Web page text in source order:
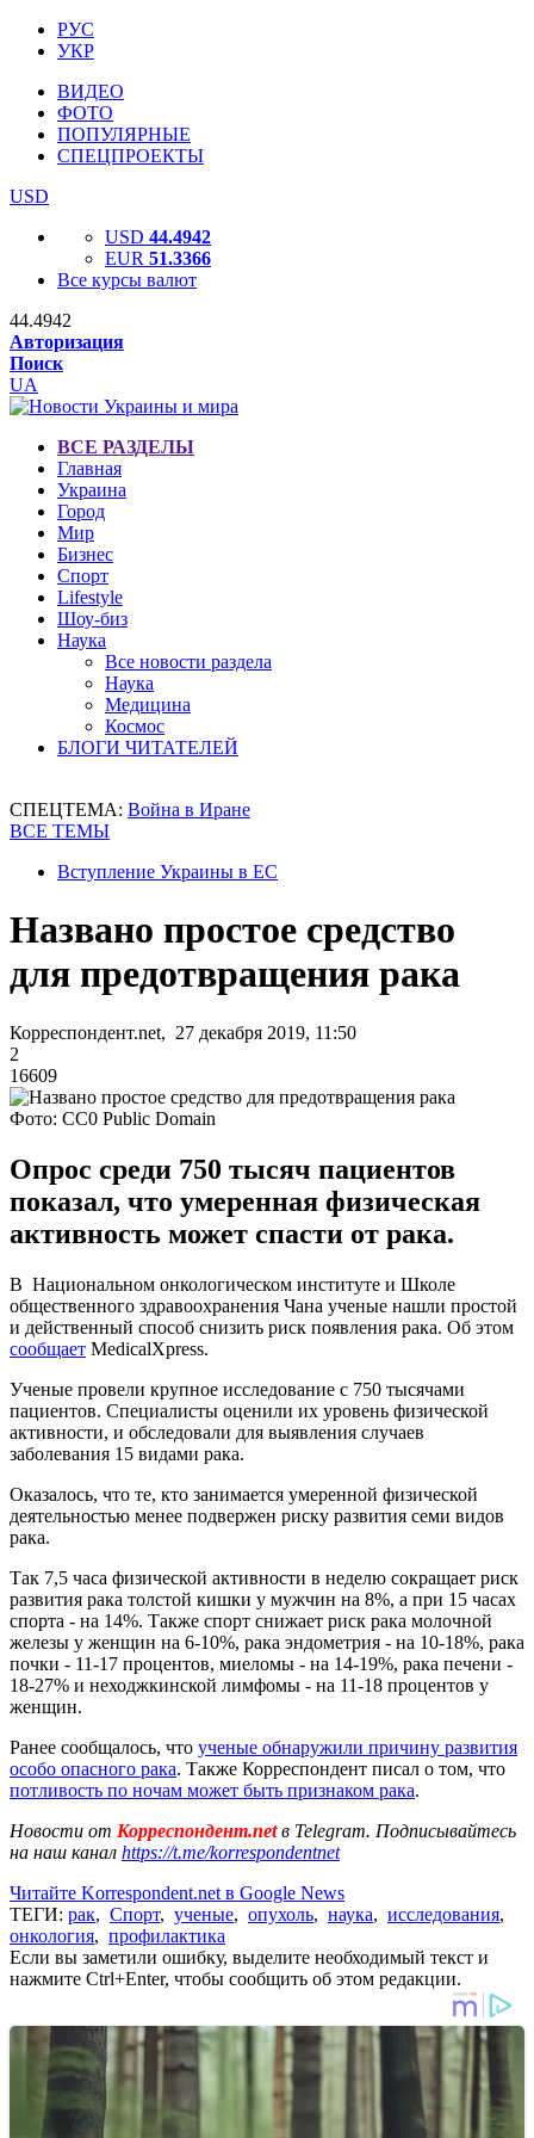
РУС
УКР
ВИДЕО
ФОТО
ПОПУЛЯРНЫЕ
СПЕЦПРОЕКТЫ
USD
USD 44.4942
EUR 51.3366
Все курсы валют
44.4942
Авторизация
Поиск
UA
ВСЕ РАЗДЕЛЫ
Главная
Украина
Город
Мир
Бизнес
Спорт
Lifestyle
Шоу-биз
Наука
Все новости раздела
Наука
Медицина
Космос
БЛОГИ ЧИТАТЕЛЕЙ
СПЕЦТЕМА: Война в Иране
ВСЕ ТЕМЫ
Вступление Украины в ЕС
Названо простое средство
для предотвращения рака
Корреспондент.net, 27 декабря 2019, 11:50
2
16609
Фото: CC0 Public Domain
Опрос среди 750 тысяч пациентов
показал, что умеренная физическая
активность может спасти от рака.
В Национальном онкологическом институте и Школе
общественного здравоохранения Чана ученые нашли простой
и действенный способ снизить риск появления рака. Об этом
сообщает MedicalXpress.
Ученые провели крупное исследование с 750 тысячами
пациентов. Специалисты оценили их уровень физической
активности, и обследовали для выявления случаев
заболевания 15 видами рака.
Оказалось, что те, кто занимается умеренной физической
деятельностью менее подвержен риску развития семи видов
рака.
Так 7,5 часа физической активности в неделю сокращает риск
развития рака толстой кишки у мужчин на 8%, а при 15 часах
спорта - на 14%. Также спорт снижает риск рака молочной
железы у женщин на 6-10%, рака эндометрия - на 10-18%, рака
почки - 11-17 процентов, миеломы - на 14-19%, рака печени -
18-27% и неходжкинской лимфомы - на 11-18 процентов у
женщин.
Ранее сообщалось, что ученые обнаружили причину развития
особо опасного рака. Также Корреспондент писал о том, что
потливость по ночам может быть признаком рака.
Новости от Корреспондент.netв Telegram. Подписывайтесь
на наш канал https://t.me/korrespondentnet
Читайте Korrespondent.net в Google News
ТЕГИ: рак, Спорт, ученые, опухоль, наука, исследования,
онкология, профилактика
Если вы заметили ошибку, выделите необходимый текст и
нажмите Ctrl+Enter, чтобы сообщить об этом редакции.